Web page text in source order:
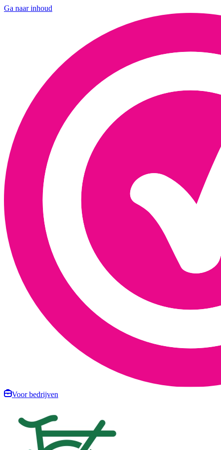
Ga naar inhoud
Voor bedrijven